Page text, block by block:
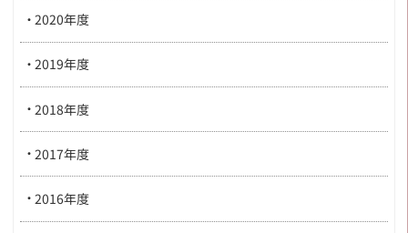
2020年度
2019年度
2018年度
2017年度
2016年度